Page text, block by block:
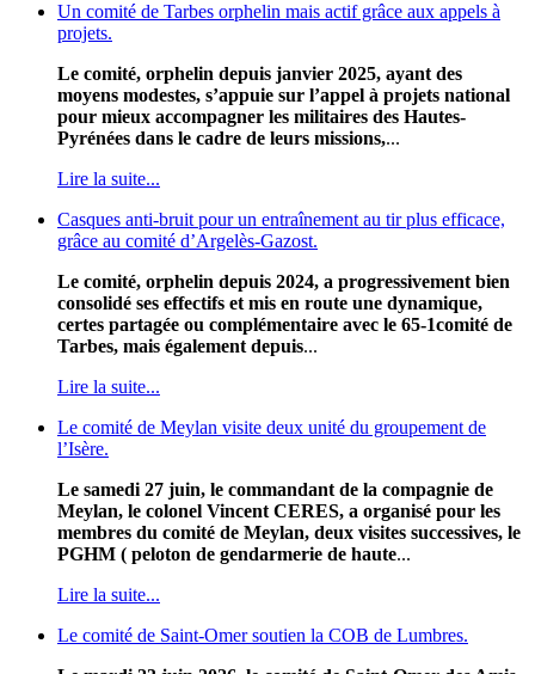
Un comité de Tarbes orphelin mais actif grâce aux appels à
projets.
Le comité, orphelin depuis janvier 2025, ayant des
moyens modestes, s’appuie sur l’appel à projets national
pour mieux accompagner les militaires des Hautes-
Pyrénées dans le cadre de leurs missions,...
Lire la suite...
Casques anti-bruit pour un entraînement au tir plus efficace,
grâce au comité d’Argelès-Gazost.
Le comité, orphelin depuis 2024, a progressivement bien
consolidé ses effectifs et mis en route une dynamique,
certes partagée ou complémentaire avec le 65-1comité de
Tarbes, mais également depuis...
Lire la suite...
Le comité de Meylan visite deux unité du groupement de
l’Isère.
Le samedi 27 juin, le commandant de la compagnie de
Meylan, le colonel Vincent CERES, a organisé pour les
membres du comité de Meylan, deux visites successives, le
PGHM ( peloton de gendarmerie de haute...
Lire la suite...
Le comité de Saint-Omer soutien la COB de Lumbres.